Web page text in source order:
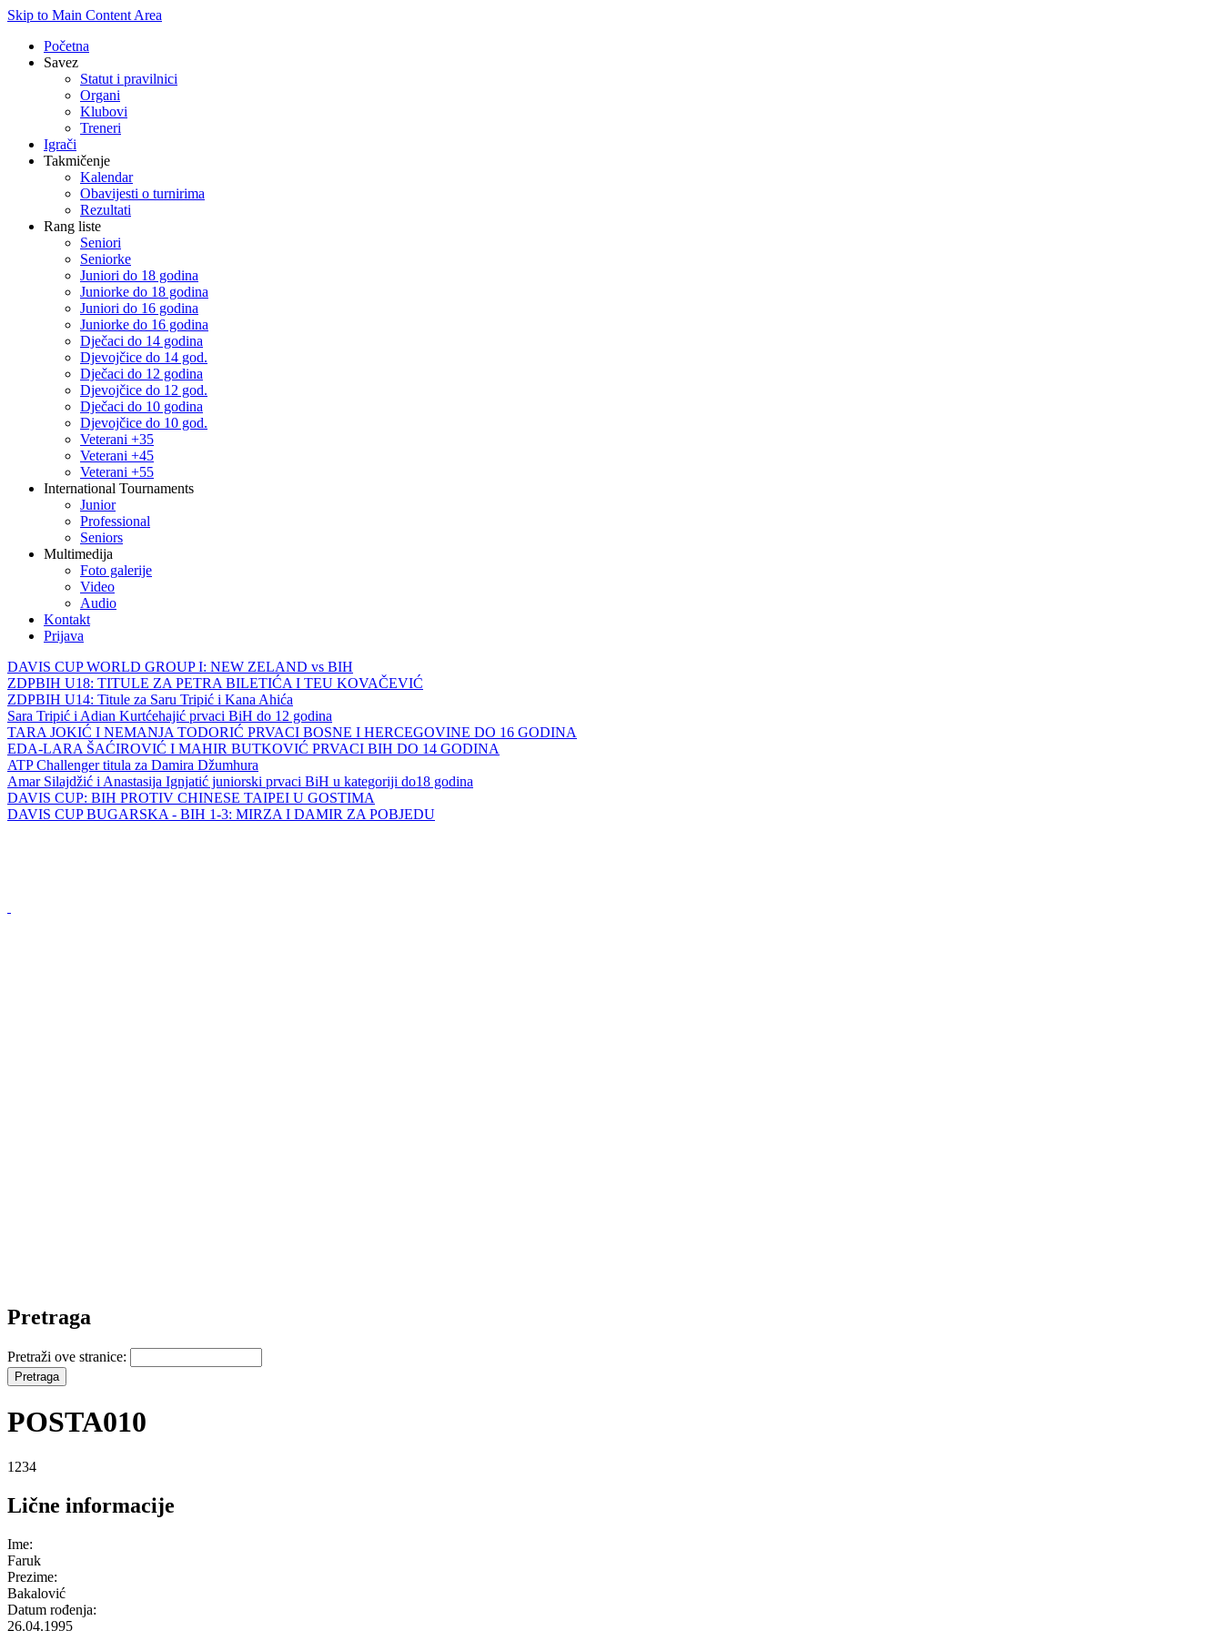
Skip to Main Content Area
Početna
Savez
Statut i pravilnici
Organi
Klubovi
Treneri
Igrači
Takmičenje
Kalendar
Obavijesti o turnirima
Rezultati
Rang liste
Seniori
Seniorke
Juniori do 18 godina
Juniorke do 18 godina
Juniori do 16 godina
Juniorke do 16 godina
Dječaci do 14 godina
Djevojčice do 14 god.
Dječaci do 12 godina
Djevojčice do 12 god.
Dječaci do 10 godina
Djevojčice do 10 god.
Veterani +35
Veterani +45
Veterani +55
International Tournaments
Junior
Professional
Seniors
Multimedija
Foto galerije
Video
Audio
Kontakt
Prijava
DAVIS CUP WORLD GROUP I: NEW ZELAND vs BIH
ZDPBIH U18: TITULE ZA PETRA BILETIĆA I TEU KOVAČEVIĆ
ZDPBIH U14: Titule za Saru Tripić i Kana Ahića
Sara Tripić i Adian Kurtćehajić prvaci BiH do 12 godina
TARA JOKIĆ I NEMANJA TODORIĆ PRVACI BOSNE I HERCEGOVINE DO 16 GODINA
EDA-LARA ŠAĆIROVIĆ I MAHIR BUTKOVIĆ PRVACI BIH DO 14 GODINA
ATP Challenger titula za Damira Džumhura
Amar Silajdžić i Anastasija Ignjatić juniorski prvaci BiH u kategoriji do18 godina
DAVIS CUP: BIH PROTIV CHINESE TAIPEI U GOSTIMA
DAVIS CUP BUGARSKA - BIH 1-3: MIRZA I DAMIR ZA POBJEDU
Pretraga
Pretraži ove stranice:
POSTA010
1234
Lične informacije
Ime:
Faruk
Prezime:
Bakalović
Datum rođenja:
26.04.1995